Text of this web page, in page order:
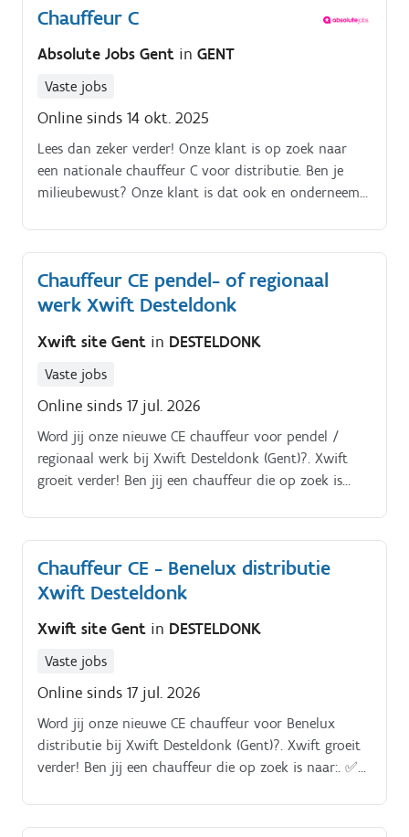
Chauffeur C
Absolute Jobs Gent in GENT
Vaste jobs
Online sinds 14 okt. 2025
Lees dan zeker verder! Onze klant is op zoek naar
een nationale chauffeur C voor distributie. Ben je
milieubewust? Onze klant is dat ook en onderneemt
Chauffeur CE pendel- of regionaal
werk Xwift Desteldonk
Xwift site Gent in DESTELDONK
Vaste jobs
Online sinds 17 jul. 2026
Word jij onze nieuwe CE chauffeur voor pendel /
regionaal werk bij Xwift Desteldonk (Gent)?. Xwift
groeit verder! Ben jij een chauffeur die op zoek is
aanpak?.
Chauffeur CE - Benelux distributie
Xwift Desteldonk
Xwift site Gent in DESTELDONK
Vaste jobs
Online sinds 17 jul. 2026
Word jij onze nieuwe CE chauffeur voor Benelux
distributie bij Xwift Desteldonk (Gent)?. Xwift groeit
verder! Ben jij een chauffeur die op zoek is naar:. ✅